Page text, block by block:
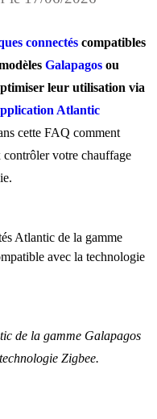
vos
Atlantic ?
les prérequis
des
Cozytouch ?
horaire de
des
connectés compatibles
Galapagos ou
leur utilisation via
Atlantic
cette FAQ comment
votre chauffage
de la gamme Galapagos
Zigbee.